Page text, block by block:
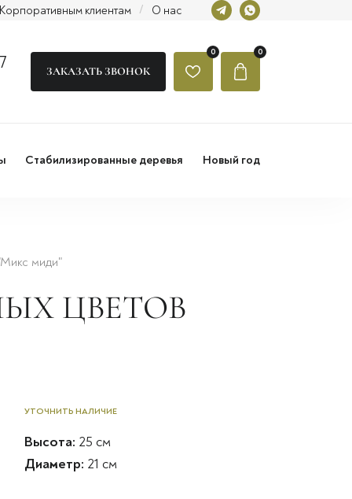
клиентам / О нас
ЗАКАЗАТЬ ЗВОНОК
0 0
Стабилизированные деревья Новый год
миди"
ЦВЕТОВ
УТОЧНИТЬ НАЛИЧИЕ
Высота: 25 см
Диаметр: 21 см